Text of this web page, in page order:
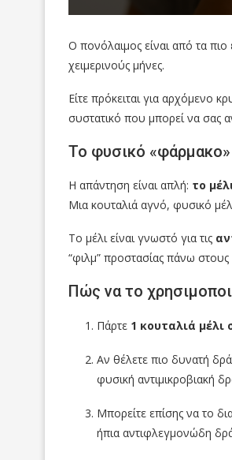
Ο πονόλαιμος είναι από τα
χειμερινούς μήνες.
Είτε πρόκειται για αρχόμενο
συστατικό που μπορεί να σας
Το φυσικό «φάρμακο»
Η απάντηση είναι απλή: το
Μια κουταλιά αγνό, φυσικό
Το μέλι είναι γνωστό για τις
“φιλμ” προστασίας πάνω
Πώς να το
Πάρτε 1 κουταλιά μέλι
Αν θέλετε πιο δυνατή
φυσική αντιμικροβιακή
Μπορείτε επίσης να το
ήπια αντιφλεγμονώδη